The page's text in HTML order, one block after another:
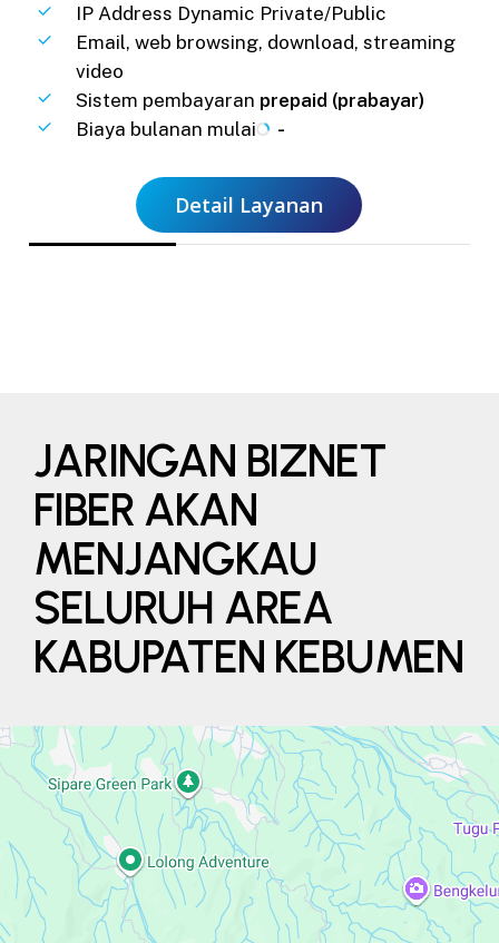
IP Address Dynamic Private/Public
Email, web browsing, download, streaming
video
Sistem pembayaran prepaid (prabayar)
Biaya bulanan mulai
-
Detail Layanan
JARINGAN BIZNET
FIBER AKAN
MENJANGKAU
SELURUH AREA
KABUPATEN KEBUMEN